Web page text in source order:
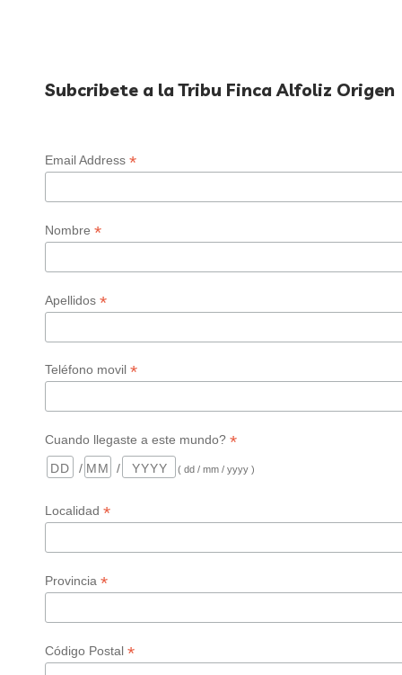
Subcribete a la Tribu Finca Alfoliz Origen
Email Address *
Nombre *
Apellidos *
Teléfono movil *
Cuando llegaste a este mundo? *
/ / ( dd / mm / yyyy )
Localidad *
Provincia *
Código Postal *